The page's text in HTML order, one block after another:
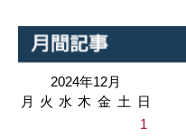
2024年12月
月 火 水 木 金 土 日
1